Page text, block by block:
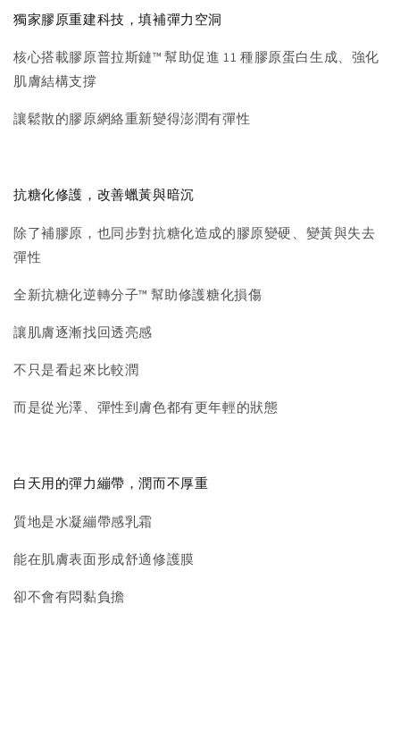
獨家膠原重建科技，填補彈力空洞
核心搭載膠原普拉斯鏈™ 幫助促進 11 種膠原蛋白生成、強化
肌膚結構支撐
讓鬆散的膠原網絡重新變得澎潤有彈性
抗糖化修護，改善蠟黃與暗沉
除了補膠原，也同步對抗糖化造成的膠原變硬、變黃與失去
彈性
全新抗糖化逆轉分子™ 幫助修護糖化損傷
讓肌膚逐漸找回透亮感
不只是看起來比較潤
而是從光澤、彈性到膚色都有更年輕的狀態
白天用的彈力繃帶，潤而不厚重
質地是水凝繃帶感乳霜
能在肌膚表面形成舒適修護膜
卻不會有悶黏負擔